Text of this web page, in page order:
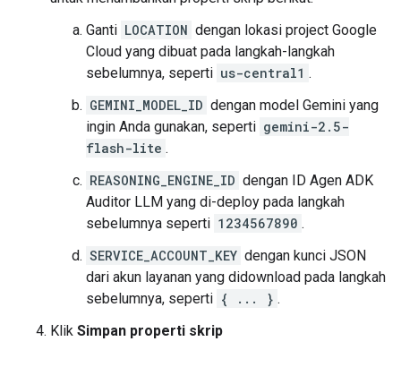
Ganti LOCATION dengan lokasi project Google
Cloud yang dibuat pada langkah-langkah
sebelumnya, seperti us-central1 .
GEMINI_MODEL_ID dengan model Gemini yang
ingin Anda gunakan, seperti gemini-2.5-
flash-lite .
REASONING_ENGINE_ID dengan ID Agen ADK
Auditor LLM yang di-deploy pada langkah
sebelumnya seperti 1234567890 .
SERVICE_ACCOUNT_KEY dengan kunci JSON
dari akun layanan yang didownload pada langkah
sebelumnya, seperti { ... } .
Klik Simpan properti skrip